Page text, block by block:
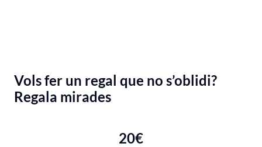
Vols fer un regal que no s’oblidi?
Regala mirades
20€